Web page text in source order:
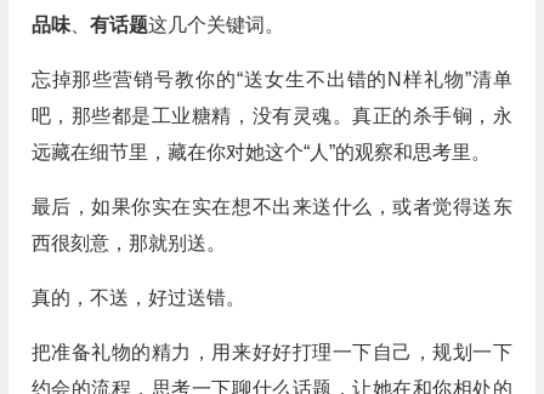
品味、 有话题这几个关键词。
忘掉那些营销号教你的“送女生不出错的N样礼物”清单
吧，那些都是工业糖精，没有灵魂。真正的杀手锏，永
远藏在细节里，藏在你对她这个“人”的观察和思考里。
最后，如果你实在实在想不出来送什么，或者觉得送东
西很刻意，那就别送。
真的，不送，好过送错。
把准备礼物的精力，用来好好打理一下自己，规划一下
约会的流程，思考一下聊什么话题，让她在和你相处的